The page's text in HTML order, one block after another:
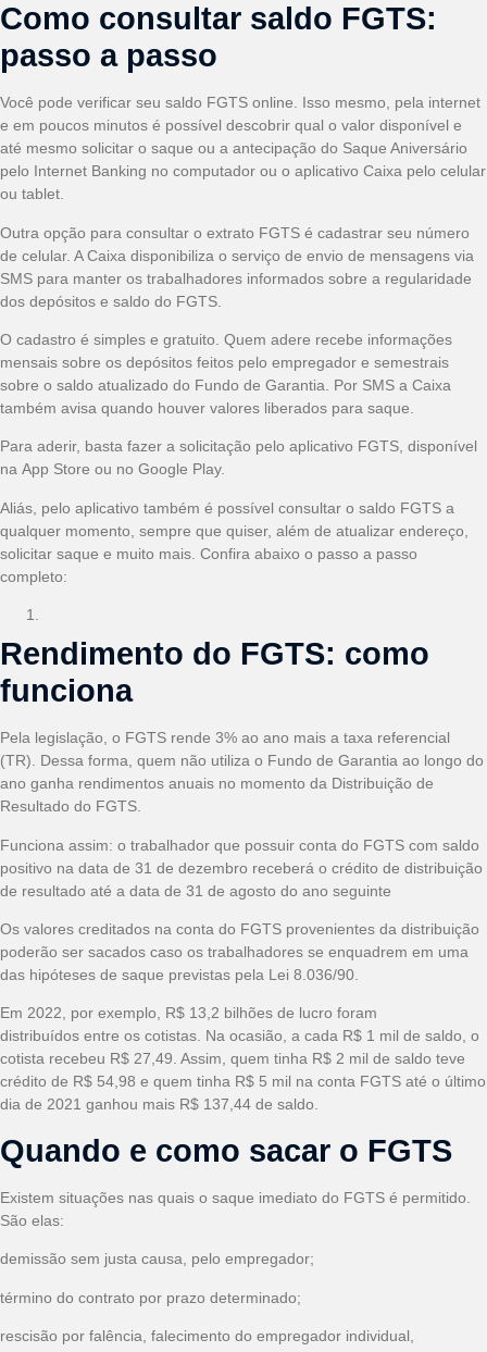
Como consultar saldo FGTS:
passo a passo
Você pode verificar seu saldo FGTS online. Isso mesmo, pela internet
e em poucos minutos é possível descobrir qual o valor disponível e
até mesmo solicitar o saque ou a antecipação do Saque Aniversário
pelo Internet Banking no computador ou o aplicativo Caixa pelo celular
ou tablet.
Outra opção para consultar o extrato FGTS é cadastrar seu número
de celular. A Caixa disponibiliza o serviço de envio de mensagens via
SMS para manter os trabalhadores informados sobre a regularidade
dos depósitos e saldo do FGTS.
O cadastro é simples e gratuito. Quem adere recebe informações
mensais sobre os depósitos feitos pelo empregador e semestrais
sobre o saldo atualizado do Fundo de Garantia. Por SMS a Caixa
também avisa quando houver valores liberados para saque.
Para aderir, basta fazer a solicitação pelo aplicativo FGTS, disponível
na App Store ou no Google Play.
Aliás, pelo aplicativo também é possível consultar o saldo FGTS a
qualquer momento, sempre que quiser, além de atualizar endereço,
solicitar saque e muito mais. Confira abaixo o passo a passo
completo:
Rendimento do FGTS: como
funciona
Pela legislação, o FGTS rende 3% ao ano mais a taxa referencial
(TR). Dessa forma, quem não utiliza o Fundo de Garantia ao longo do
ano ganha rendimentos anuais no momento da Distribuição de
Resultado do FGTS.
Funciona assim: o trabalhador que possuir conta do FGTS com saldo
positivo na data de 31 de dezembro receberá o crédito de distribuição
de resultado até a data de 31 de agosto do ano seguinte
Os valores creditados na conta do FGTS provenientes da distribuição
poderão ser sacados caso os trabalhadores se enquadrem em uma
das hipóteses de saque previstas pela Lei 8.036/90.
Em 2022, por exemplo, R$ 13,2 bilhões de lucro foram
distribuídos entre os cotistas. Na ocasião, a cada R$ 1 mil de saldo, o
cotista recebeu R$ 27,49. Assim, quem tinha R$ 2 mil de saldo teve
crédito de R$ 54,98 e quem tinha R$ 5 mil na conta FGTS até o último
dia de 2021 ganhou mais R$ 137,44 de saldo.
Quando e como sacar o FGTS
Existem situações nas quais o saque imediato do FGTS é permitido.
São elas:
demissão sem justa causa, pelo empregador;
término do contrato por prazo determinado;
rescisão por falência, falecimento do empregador individual,